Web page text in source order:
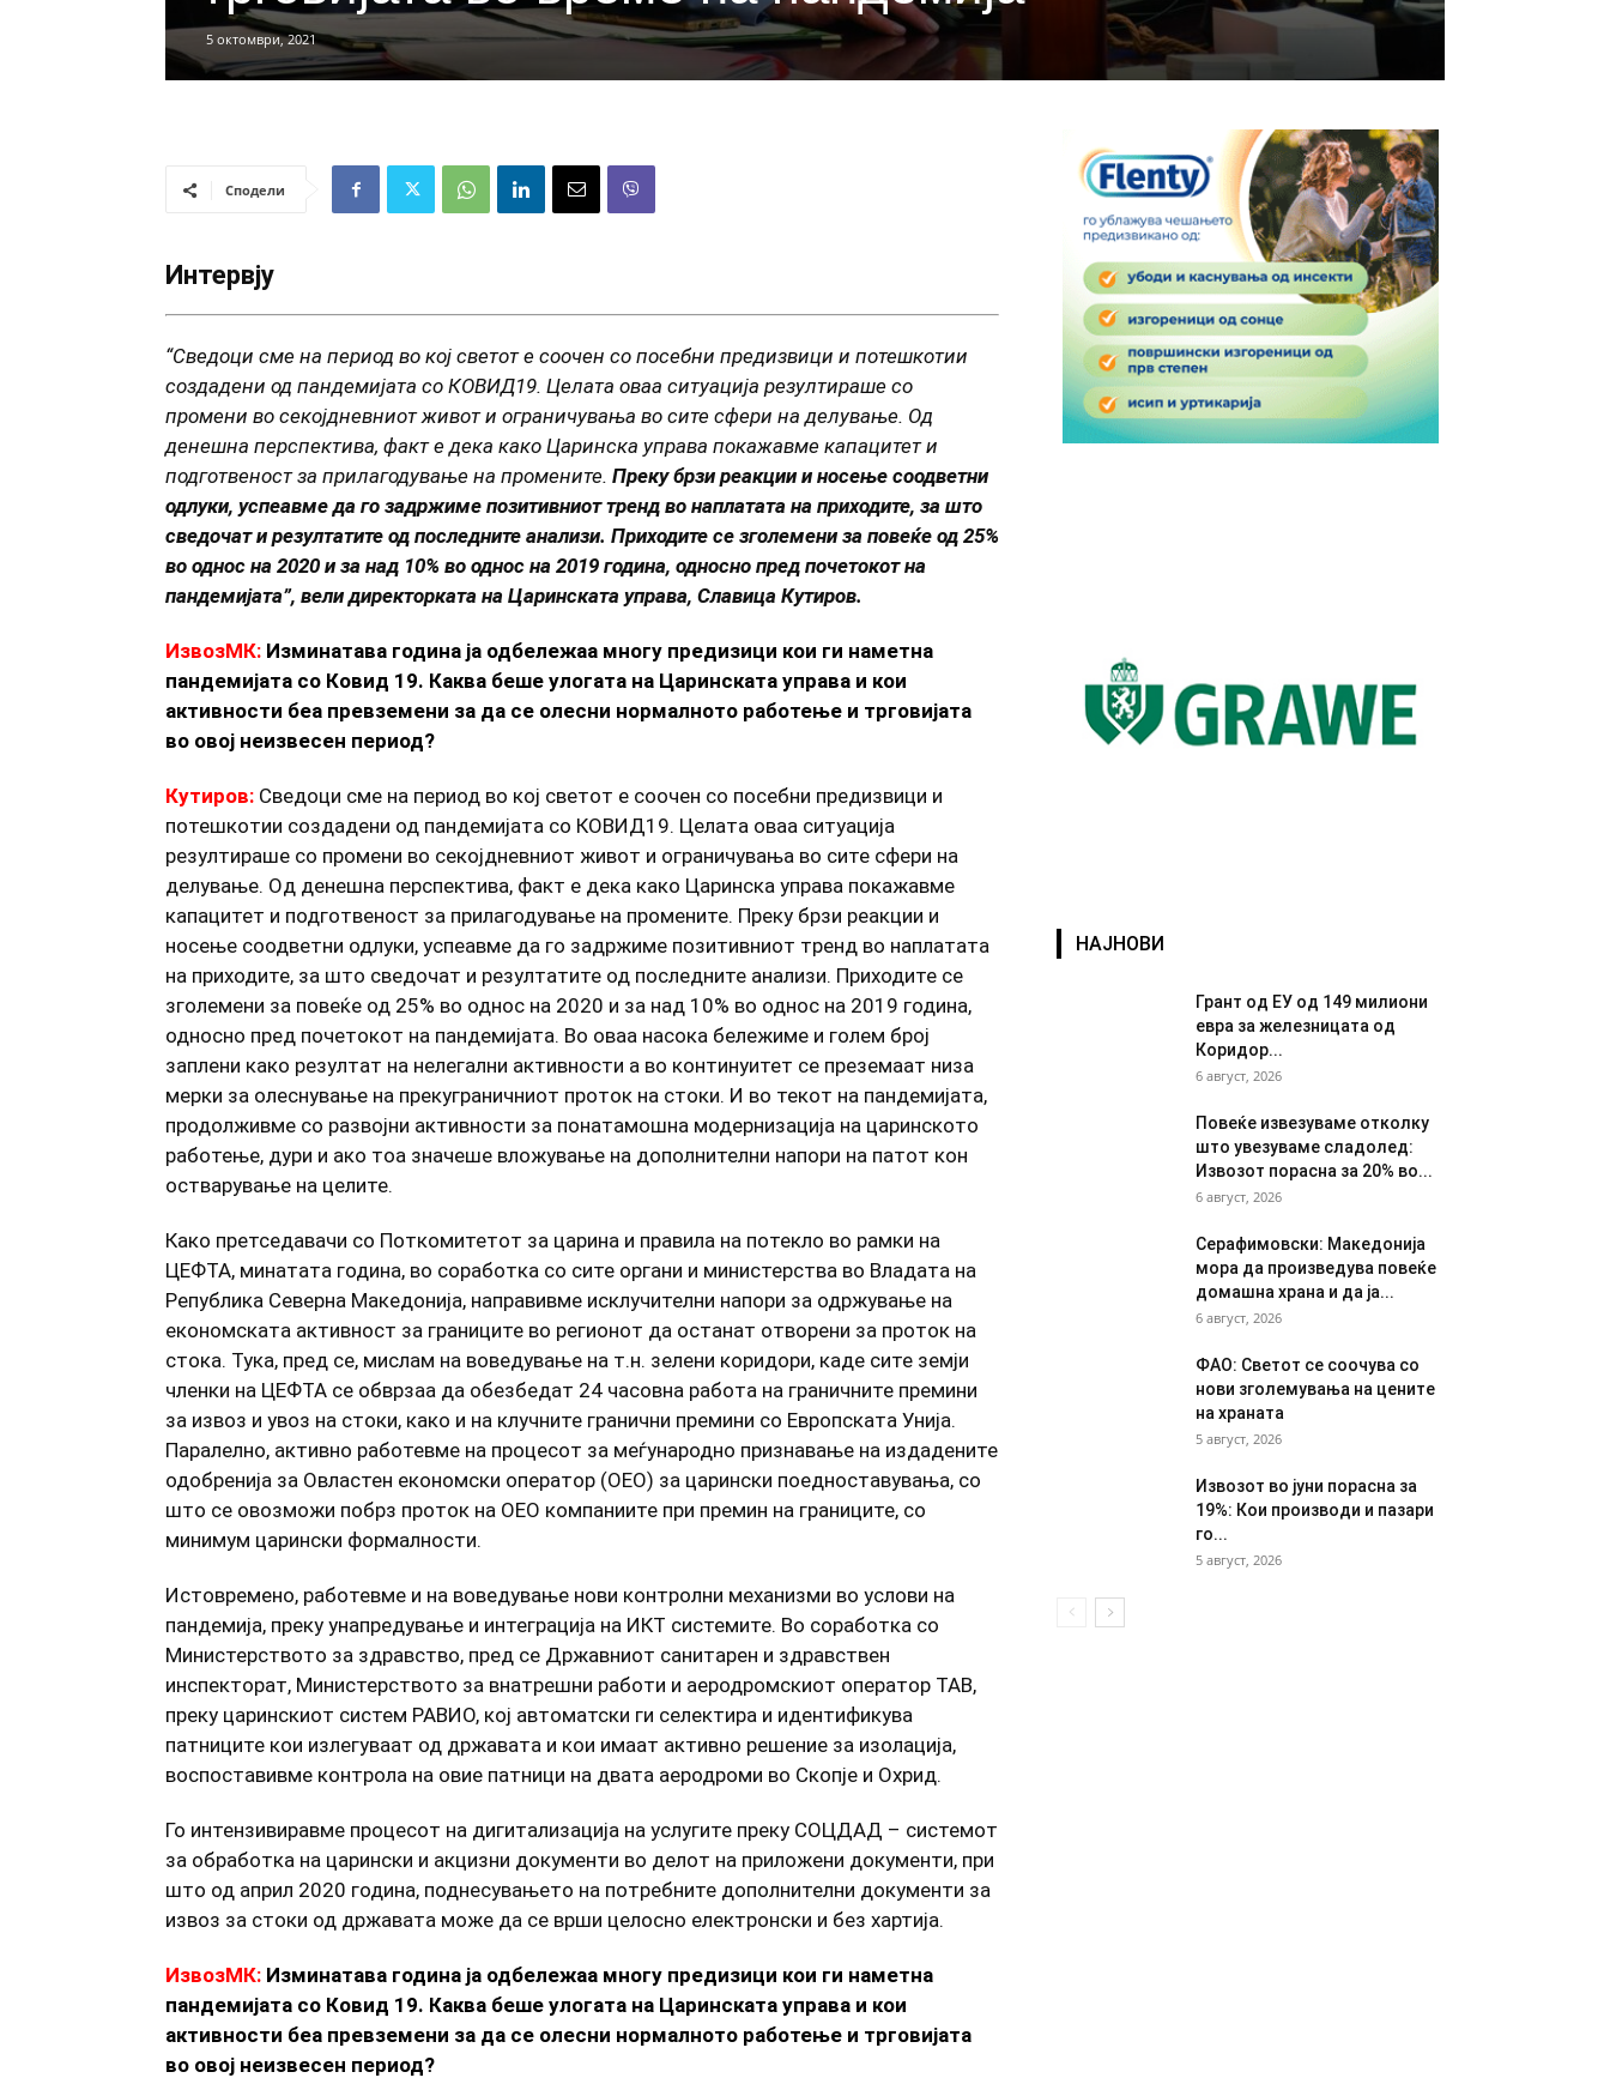
5 октомври, 2021
Сподели
Интервју
“Сведоци сме на период во кој светот е соочен со посебни предизвици и потешкотии
создадени од пандемијата со КОВИД19. Целата оваа ситуација резултираше со
промени во секојдневниот живот и ограничувања во сите сфери на делување. Од
денешна перспектива, факт е дека како Царинска управа покажавме капацитет и
подготвеност за прилагодување на промените. Преку брзи реакции и носење соодветни
одлуки, успеавме да го задржиме позитивниот тренд во наплатата на приходите, за што
сведочат и резултатите од последните анализи. Приходите се зголемени за повеќе од 25%
во однос на 2020 и за над 10% во однос на 2019 година, односно пред почетокот на
пандемијата”, вели директорката на Царинската управа, Славица Кутиров.
ИзвозМК: Изминатава година ја одбележаа многу предизици кои ги наметна
пандемијата со Ковид 19. Каква беше улогата на Царинската управа и кои
активности беа превземени за да се олесни нормалното работење и трговијата
во овој неизвесен период?
Кутиров: Сведоци сме на период во кој светот е соочен со посебни предизвици и
потешкотии создадени од пандемијата со КОВИД19. Целата оваа ситуација
резултираше со промени во секојдневниот живот и ограничувања во сите сфери на
делување. Од денешна перспектива, факт е дека како Царинска управа покажавме
капацитет и подготвеност за прилагодување на промените. Преку брзи реакции и
носење соодветни одлуки, успеавме да го задржиме позитивниот тренд во наплатата
на приходите, за што сведочат и резултатите од последните анализи. Приходите се
зголемени за повеќе од 25% во однос на 2020 и за над 10% во однос на 2019 година,
односно пред почетокот на пандемијата. Во оваа насока бележиме и голем број
заплени како резултат на нелегални активности а во континуитет се преземаат низа
мерки за олеснување на прекуграничниот проток на стоки. И во текот на пандемијата,
продолживме со развојни активности за понатамошна модернизација на царинското
работење, дури и ако тоа значеше вложување на дополнителни напори на патот кон
остварување на целите.
Како претседавачи со Поткомитетот за царина и правила на потекло во рамки на
ЦЕФТА, минатата година, во соработка со сите органи и министерства во Владата на
Република Северна Македонија, направивме исклучителни напори за одржување на
економската активност за границите во регионот да останат отворени за проток на
стока. Тука, пред се, мислам на воведување на т.н. зелени коридори, каде сите земји
членки на ЦЕФТА се обврзаа да обезбедат 24 часовна работа на граничните премини
за извоз и увоз на стоки, како и на клучните гранични премини со Европската Унија.
Паралелно, активно работевме на процесот за меѓународно признавање на издадените
одобренија за Овластен економски оператор (ОЕО) за царински поедноставувања, со
што се овозможи побрз проток на ОЕО компаниите при премин на границите, со
минимум царински формалности.
Истовремено, работевме и на воведување нови контролни механизми во услови на
пандемија, преку унапредување и интеграција на ИКТ системите. Во соработка со
Министерството за здравство, пред се Државниот санитарен и здравствен
инспекторат, Министерството за внатрешни работи и аеродромскиот оператор ТАВ,
преку царинскиот систем РАВИО, кој автоматски ги селектира и идентификува
патниците кои излегуваат од државата и кои имаат активно решение за изолација,
воспоставивме контрола на овие патници на двата аеродроми во Скопје и Охрид.
Го интензивиравме процесот на дигитализација на услугите преку СОЦДАД – системот
за обработка на царински и акцизни документи во делот на приложени документи, при
што од април 2020 година, поднесувањето на потребните дополнителни документи за
извоз за стоки од државата може да се врши целосно електронски и без хартија.
ИзвозМК: Изминатава година ја одбележаа многу предизици кои ги наметна
пандемијата со Ковид 19. Каква беше улогата на Царинската управа и кои
активности беа превземени за да се олесни нормалното работење и трговијата
во овој неизвесен период?
НАЈНОВИ
Грант од ЕУ од 149 милиони
евра за железницата од
Коридор...
6 август, 2026
Повеќе извезуваме отколку
што увезуваме сладолед:
Извозот порасна за 20% во...
6 август, 2026
Серафимовски: Македонија
мора да произведува повеќе
домашна храна и да ја...
6 август, 2026
ФАО: Светот се соочува со
нови зголемувања на цените
на храната
5 август, 2026
Извозот во јуни порасна за
19%: Кои производи и пазари
го...
5 август, 2026